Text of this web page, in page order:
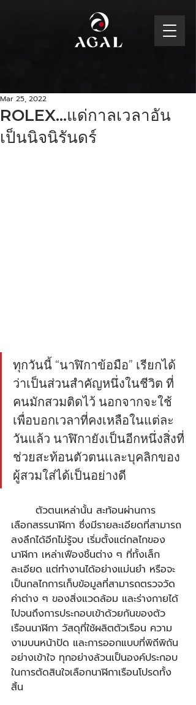
ROLEX...แด่กาลเวลาอัน
เป็นนิจนิรันดร์
Mar 25, 2022
ทุกวันนี้ “นาฬิกาข้อมือ” เรียกได้
ว่าเป็นส่วนสำคัญหนึ่งในชีวิต ที่
คนมักสวมติดไว้ นอกจากจะใช้
เพื่อบอกเวลาที่คงเหลือในแต่ละ
วันแล้ว นาฬิกายังเป็นอีกหนึ่งสิ่งที่
ช่วยสะท้อนตัวตนเเละบุคลิกของ
ผู้สวมใส่ได้เป็นอย่างดี
เลือกสรรนาฬิกา ซึ่งมีรายละเอียดที่สามารถ
ลงลึกได้อีกไม่รู้จบ เริ่มตั้งแต่กลไกของ
นาฬิกา เหล่าเฟืองชิ้นต่าง ๆ ที่ทั้งเล็ก
ละเอียด แต่ทำงานได้อย่างแม่นยำ หรือจะ
เป็นกลไกการเก็บข้อมูลที่สามารถตรวจวัด
ค่าต่าง ๆ ของสิ่งแวดล้อม และร่างกายได้
ไปจนถึงการประกอบเข้าด้วยกันของตัว
เรือนนาฬิกา วัสดุที่ใช้ผลิตตัวเรือน ความ
งามบนหน้าปัด และการออกแบบที่พิถีพิถัน
อย่างเข้าใจ ทุกอย่างล้วนเป็นองค์ประกอบ
ในการตัดสินใจเลือกนาฬิกาเรือนโปรดทั้ง
สิ้น